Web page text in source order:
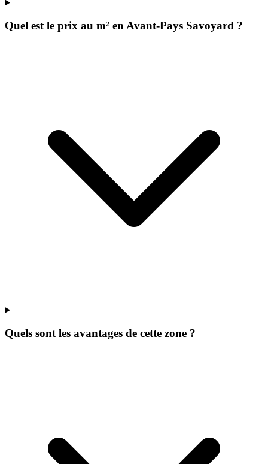
Quel est le prix au m² en Avant-Pays Savoyard ?
Quels sont les avantages de cette zone ?